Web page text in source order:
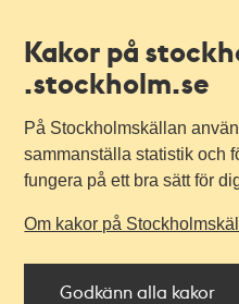
Kakor på
.stockholm.se
På Stockholmskällan
sammanställa statistik och
fungera på ett bra sätt för
Om kakor på
Godkänn alla kakor